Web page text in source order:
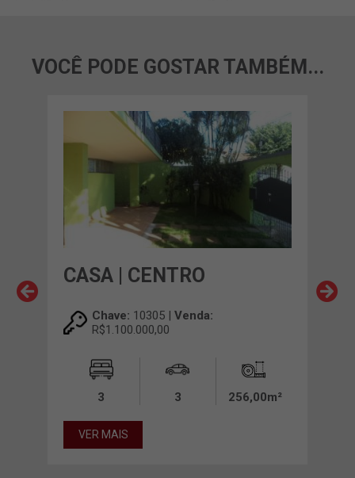
VOCÊ PODE GOSTAR TAMBÉM...
CASA | CENTRO
Chave: 10305 | Venda:
R$1.100.000,00
3 3 256,00m²
VER MAIS